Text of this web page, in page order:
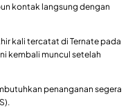
kontak langsung dengan
kali tercatat di Ternate pada
kembali muncul setelah
penanganan segera